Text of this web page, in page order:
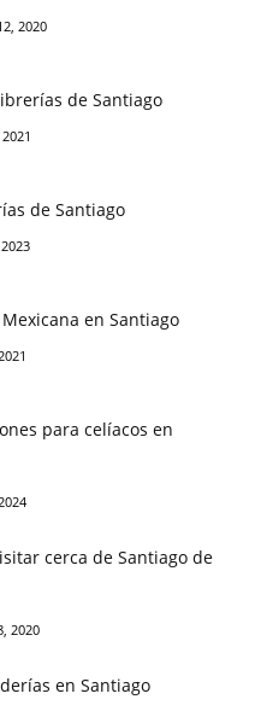
2020
de Santiago
de Santiago
en Santiago
para celíacos en
cerca de Santiago de
2020
en Santiago